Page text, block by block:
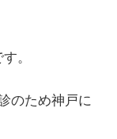
。
のため神戸に